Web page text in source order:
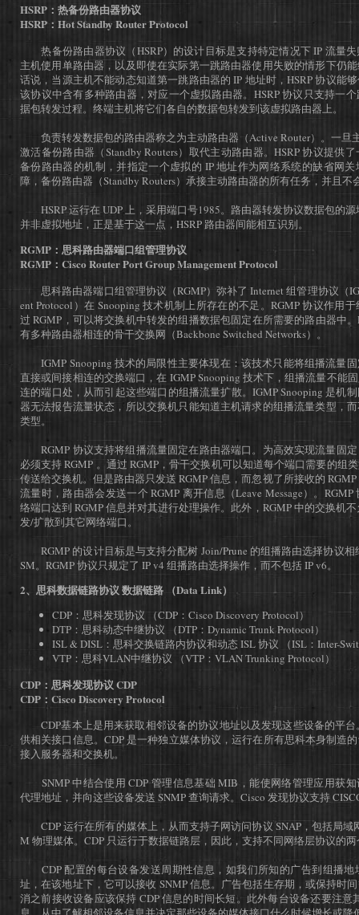
HSRP：热备份路由器协议
HSRP：Hot Standby Router Protocol
热备份路由器协议（HSRP）的设计目标是支持特定情况下 IP 流量
主机使用单路由器，以及即使在实际第一跳路由器使用失败的情形下仍
话说，当源主机不能动态知道第一跳路由器的 IP 地址时，HSRP 协议能
该协议中含有多种路由器，对应一个虚拟路由器。HSRP 协议只支持一
据包转发过程。终端主机将它们各自的数据包转发到该虚拟路由器上。
负责转发数据包的路由器称之为主动路由器（Active Router）。一旦
激活备份路由器（Standby Routers）取代主动路由器。HSRP 协议提供
备份路由器的机制，并指定一个虚拟的 IP 地址作为网络系统的缺省网
障，备份路由器（Standby Routers）承接主动路由器的所有任务，并且
HSRP 运行在 UDP 上，采用端口号1985。路由器转发协议数据包的源
并非虚拟地址，正是基于这一点，HSRP 路由器间能相互识别。
RGMP：思科路由器端口组管理协议
RGMP：Cisco Router Port Group Management Protocol
思科路由器端口组管理协议（RGMP）弥补了 Internet 组管理协议（
ent Protocol）在 Snooping 技术机制上所存在的不足。RGMP 协议作用
过 RGMP，可以将交换机中转发的组播数据包固定在所需要的路由器中
有多种路由器相连的骨干交换网（Backbone Switched Networks）。
IGMP Snooping 技术的局限性主要体现在：该技术只能将组播流量
直接或间接相连的交换端口，在 IGMP Snooping 技术下，组播流量不能
连的端口处，从而引起这些端口的组播流量扩散。IGMP Snooping 是机
器无法报告流量状态，所以交换机只能知道主机请求的组播流量类型，
类型。
RGMP 协议支持将组播流量固定在路由器端口。为高效实现流量固
必须支持 RGMP 。通过 RGMP，骨干交换机可以知道每个端口需要的组
传送给交换机。但是路由器只发送 RGMP 信息，而忽视了所接收的
流量时，路由器会发送一个 RGMP 离开信息（Leave Message）。
络端口达到 RGMP 信息并对其进行处理操作。此外，RGMP 中的交换机
发/扩散到其它网络端口。
RGMP 的设计目标是与支持分配树 Join/Prune 的组播路由选择协议相
SM。RGMP 协议只规定了 IP v4 组播路由选择操作，而不包括 IP v6。
2、思科数据链路协议 数据链路 （Data Link）
CDP：思科发现协议 （CDP：Cisco Discovery Protocol）
DTP：思科动态中继协议 （DTP：Dynamic Trunk Protocol）
ISL & DISL：思科交换链路内协议和动态 ISL 协议 （ISL：Inter-
VTP：思科VLAN中继协议 （VTP：VLAN Trunking Protocol）
CDP：思科发现协议 CDP
CDP：Cisco Discovery Protocol
CDP基本上是用来获取相邻设备的协议地址以及发现这些设备的平台
供相关接口信息。CDP 是一种独立媒体协议，运行在所有思科本身制造
接入服务器和交换机。
SNMP 中结合使用 CDP 管理信息基础 MIB，能使网络管理应用获知
代理地址，并向这些设备发送 SNMP 查询请求。Cisco 发现协议支持
CDP 运行在所有的媒体上，从而支持子网访问协议 SNAP，包括局域
M 物理媒体。CDP 只运行于数据链路层，因此，支持不同网络层协议的
CDP 配置的每台设备发送周期性信息，如我们所知的广告到组播地
址，在该地址下，它可以接收 SNMP 信息。广告包括生存期，或保持时
消之前接收设备应该保持 CDP 信息的时间长短。此外每台设备还要注意